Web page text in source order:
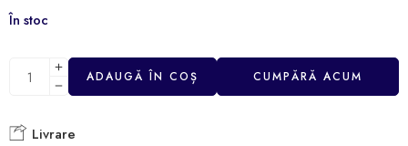
În stoc
ADAUGĂ ÎN COȘ CUMPĂRĂ ACUM
Livrare